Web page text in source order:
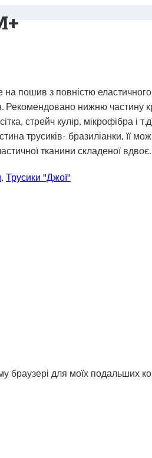
на пошив з повністю еластичного
Рекомендовано нижню частину
стрейч кулір, мікрофібра і
трусиків- бразиліанки, її
тканини складеної вдвоє.
, Трусики "Джої"
браузері для моїх подальших